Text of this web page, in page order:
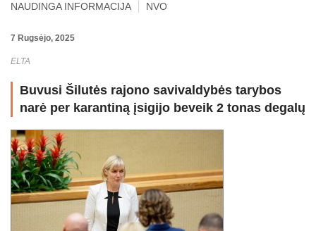
NAUDINGA INFORMACIJA NVO
7 Rugsėjo, 2025
ELTA
Buvusi Šilutės rajono savivaldybės tarybos
narė per karantiną įsigijo beveik 2 tonas degalų